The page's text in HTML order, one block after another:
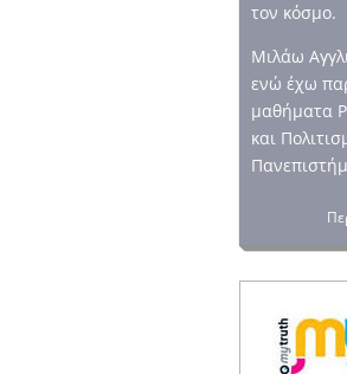
τον κόσμο.
Μιλάω
ενώ έχω
μαθήματα
και